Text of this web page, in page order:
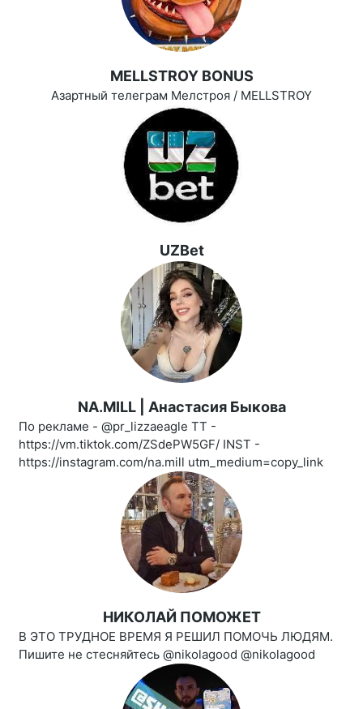
MELLSTROY BONUS
Азартный телеграм Мелстроя / MELLSTROY
UZBet
NA.MILL | Анастасия Быкова
По рекламе - @pr_lizzaeagle ТТ -
https://vm.tiktok.com/ZSdePW5GF/ INST -
https://instagram.com/na.mill utm_medium=copy_link
НИКОЛАЙ ПОМОЖЕТ
В ЭТО ТРУДНОЕ ВРЕМЯ Я РЕШИЛ ПОМОЧЬ ЛЮДЯМ.
Пишите не стесняйтесь @nikolagood @nikolagood